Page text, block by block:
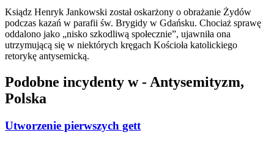
Ksiądz Henryk Jankowski został oskarżony o obrażanie Żydów
podczas kazań w parafii św. Brygidy w Gdańsku. Chociaż sprawę
oddalono jako „nisko szkodliwą społecznie”, ujawniła ona
utrzymującą się w niektórych kręgach Kościoła katolickiego
retorykę antysemicką.
Podobne incydenty w - Antysemityzm,
Polska
Utworzenie pierwszych gett